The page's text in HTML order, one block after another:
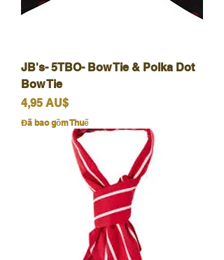
JB's- 5TBO- Bow Tie & Polka Dot
Bow Tie
Giá
4,95 AU$
Đã bao gồm Thuế